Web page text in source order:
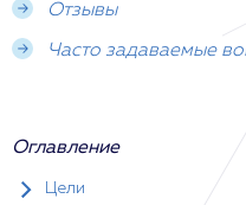
Отзывы
Часто задаваемые
Оглавление
Цели